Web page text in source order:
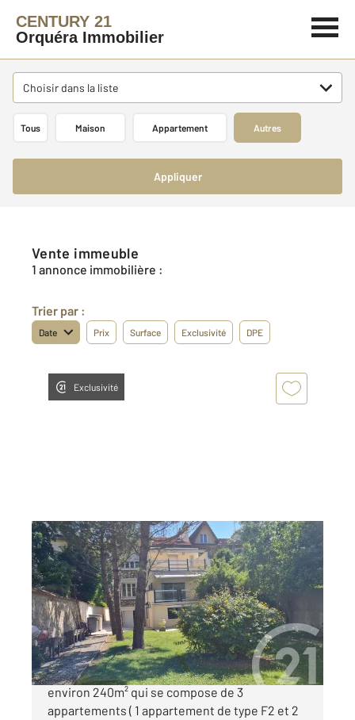
CENTURY 21
Orquéra Immobilier
Choisir dans la liste
Tous Maison Appartement Autres
Appliquer
Vente immeuble
1 annonce immobilière :
Trier par :
Date Prix Surface Exclusivité DPE
Exclusivité
THORIGNY SUR MARNE 77
316 m2
Ref : 9945
Immeuble à vendre
945 000 €
IMMEUBLE Bords de Marne, en monopropriété,
environ 240m² qui se compose de 3
appartements ( 1 appartement de type F2 et 2